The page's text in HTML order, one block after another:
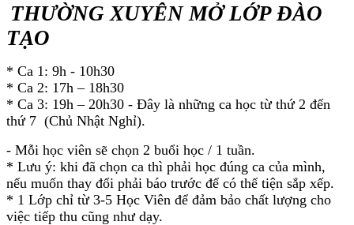
THƯỜNG XUYÊN MỞ LỚP ĐÀO
TẠO
* Ca 1: 9h - 10h30
* Ca 2: 17h – 18h30
* Ca 3: 19h – 20h30 - Đây là những ca học từ thứ 2 đến
thứ 7 (Chủ Nhật Nghỉ).
- Mỗi học viên sẽ chọn 2 buổi học / 1 tuần.
* Lưu ý: khi đã chọn ca thì phải học đúng ca của mình,
nếu muốn thay đổi phải báo trước để có thể tiện sắp xếp.
* 1 Lớp chỉ từ 3-5 Học Viên để đảm bảo chất lượng cho
việc tiếp thu cũng như dạy.